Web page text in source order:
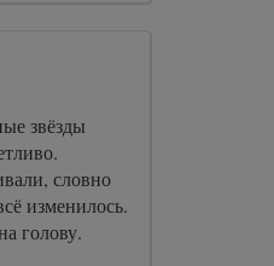
звёзды
словно
изменилось.
голову.